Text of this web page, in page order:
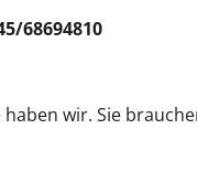
68694810
wir. Sie